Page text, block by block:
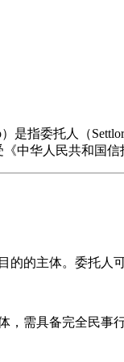
）是指委托人（
中华人民共和国
的的主体。委托人
，需具备完全民事